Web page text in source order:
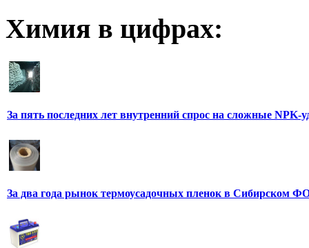
Химия в цифрах:
За пять последних лет внутренний спрос на сложные NPK-
За два года рынок термоусадочных пленок в Сибирском